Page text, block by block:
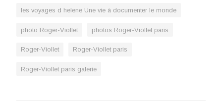
les voyages d helene Une vie à documenter le monde
photo Roger-Viollet photos Roger-Viollet paris
Roger-Viollet Roger-Viollet paris
Roger-Viollet paris galerie